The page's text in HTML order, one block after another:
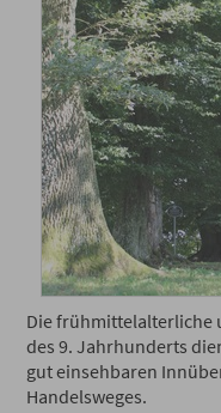
Die frühmittelalterliche
des 9. Jahrhunderts
gut einsehbaren
Handelsweges.